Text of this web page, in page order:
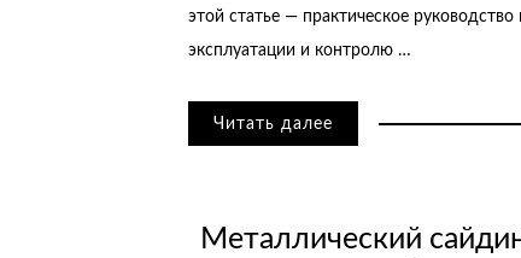
этой статье — практическое
эксплуатации и контролю …
Читать далее
Металлический